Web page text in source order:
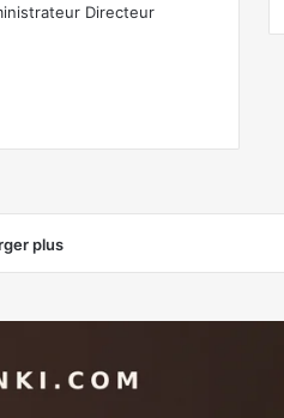
Directeur
plus